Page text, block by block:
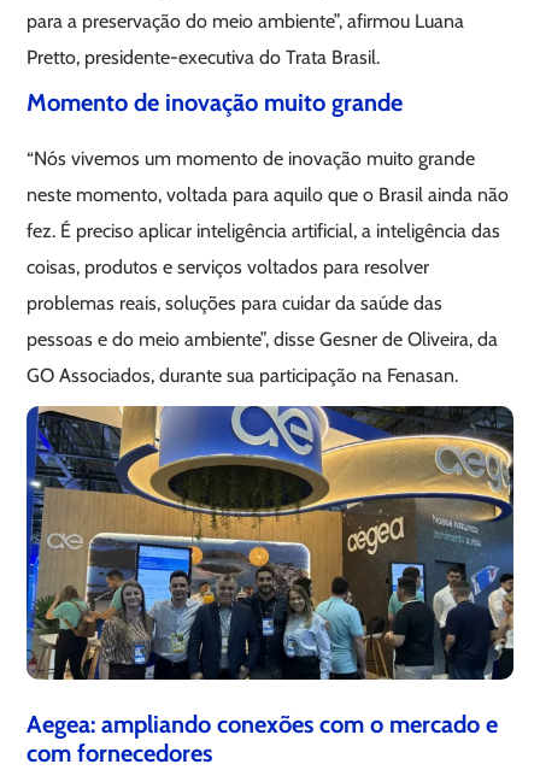
para a preservação do meio ambiente”, afirmou Luana
Pretto, presidente-executiva do Trata Brasil.
Momento de inovação muito grande
“Nós vivemos um momento de inovação muito grande
neste momento, voltada para aquilo que o Brasil ainda não
fez. É preciso aplicar inteligência artificial, a inteligência das
coisas, produtos e serviços voltados para resolver
problemas reais, soluções para cuidar da saúde das
pessoas e do meio ambiente”, disse Gesner de Oliveira, da
GO Associados, durante sua participação na Fenasan.
Aegea: ampliando conexões com o mercado e
com fornecedores